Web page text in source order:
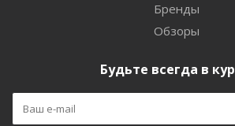
Бренды
Обзоры
Будьте всегда в